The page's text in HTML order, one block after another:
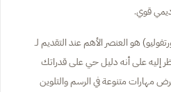
قوي.
هو العنصر الأهم عند التقديم لـ
إليه على أنه دليل حي على قدراتك
مهارات متنوعة في الرسم والتلوين